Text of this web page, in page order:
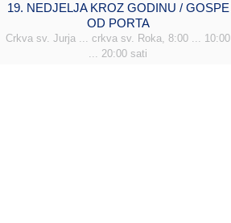
19. NEDJELJA KROZ GODINU / GOSPE
OD PORTA
Crkva sv. Jurja ... crkva sv. Roka, 8:00 ... 10:00
... 20:00 sati